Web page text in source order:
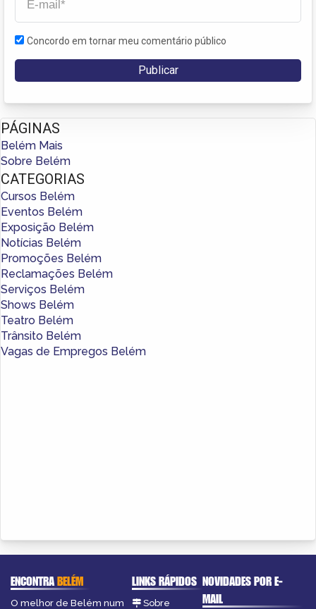
Concordo em tornar meu comentário público
PÁGINAS
Belém Mais
Sobre Belém
CATEGORIAS
Cursos Belém
Eventos Belém
Exposição Belém
Notícias Belém
Promoções Belém
Reclamações Belém
Serviços Belém
Shows Belém
Teatro Belém
Trânsito Belém
Vagas de Empregos Belém
ENCONTRABELÉM
O melhor de Belém num
LINKS RÁPIDOS
Sobre
NOVIDADES POR E-
MAIL